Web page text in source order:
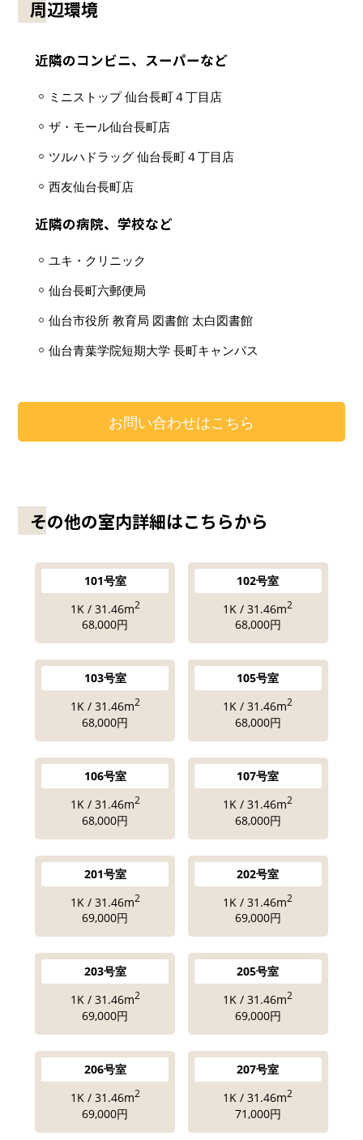
周辺環境
近隣のコンビニ、スーパーなど
ミニストップ 仙台長町４丁目店
ザ・モール仙台長町店
ツルハドラッグ 仙台長町４丁目店
西友仙台長町店
近隣の病院、学校など
ユキ・クリニック
仙台長町六郵便局
仙台市役所 教育局 図書館 太白図書館
仙台青葉学院短期大学 長町キャンパス
お問い合わせはこちら
その他の室内詳細はこちらから
101号室
1K / 31.46m2
68,000円
102号室
1K / 31.46m2
68,000円
103号室
1K / 31.46m2
68,000円
105号室
1K / 31.46m2
68,000円
106号室
1K / 31.46m2
68,000円
107号室
1K / 31.46m2
68,000円
201号室
1K / 31.46m2
69,000円
202号室
1K / 31.46m2
69,000円
203号室
1K / 31.46m2
69,000円
205号室
1K / 31.46m2
69,000円
206号室
1K / 31.46m2
69,000円
207号室
1K / 31.46m2
71,000円